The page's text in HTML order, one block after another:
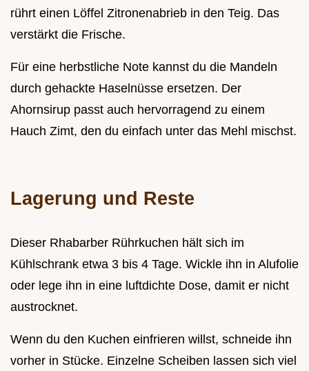
rührt einen Löffel Zitronenabrieb in den Teig. Das
verstärkt die Frische.
Für eine herbstliche Note kannst du die Mandeln
durch gehackte Haselnüsse ersetzen. Der
Ahornsirup passt auch hervorragend zu einem
Hauch Zimt, den du einfach unter das Mehl mischst.
Lagerung und Reste
Dieser Rhabarber Rührkuchen hält sich im
Kühlschrank etwa 3 bis 4 Tage. Wickle ihn in Alufolie
oder lege ihn in eine luftdichte Dose, damit er nicht
austrocknet.
Wenn du den Kuchen einfrieren willst, schneide ihn
vorher in Stücke. Einzelne Scheiben lassen sich viel